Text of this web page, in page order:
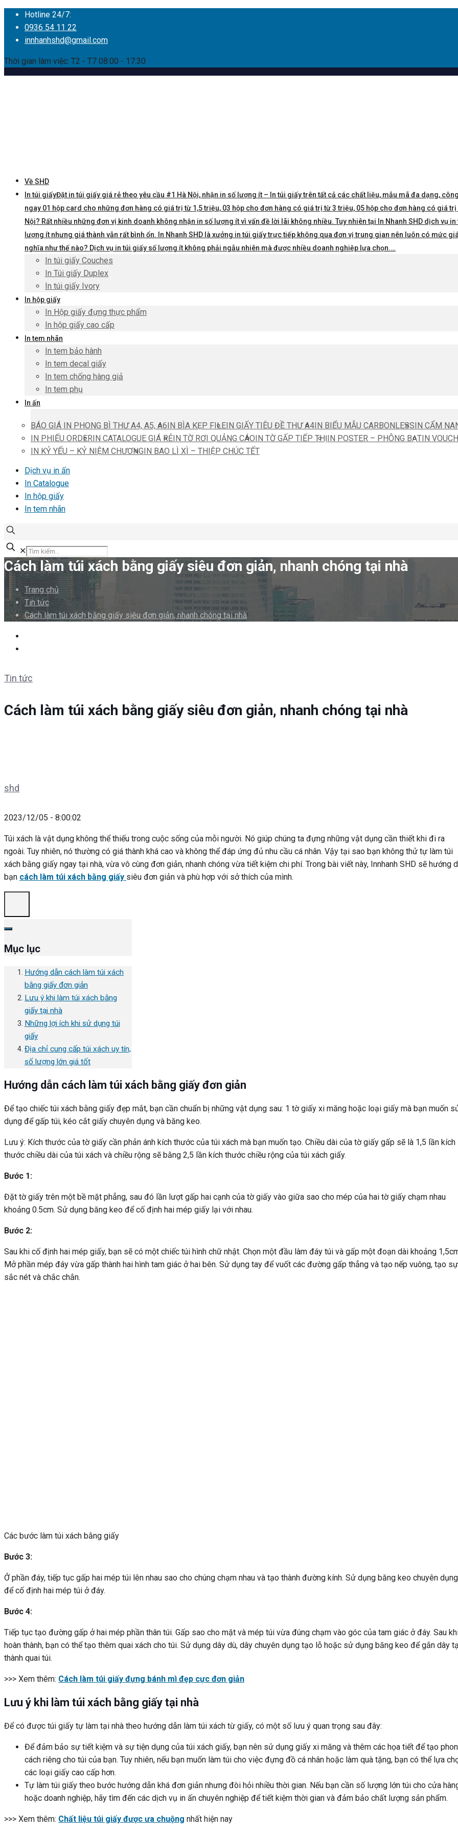
Hotline 24/7:
0936 54 11 22
innhanhshd@gmail.com
Thời gian làm việc: T2 - T7 08:00 - 17:30
Về SHD
In túi giấyĐặt in túi giấy giá rẻ theo yêu cầu #1 Hà Nội, nhận in số lượng ít – In túi giấy trên tất cả các chất liệu, mẫu mã đa dạng,
ngay 01 hộp card cho những đơn hàng có giá trị từ 1,5 triệu, 03 hộp cho đơn hàng có giá trị từ 3 triệu, 05 hộp cho đơn hàng có giá
Nội? Rất nhiều những đơn vị kinh doanh không nhận in số lượng ít vì vấn đề lời lãi không nhiều. Tuy nhiên tại In Nhanh SHD dịch vụ
lượng ít nhưng giá thành vẫn rất bình ổn. In Nhanh SHD là xưởng in túi giấy trực tiếp không qua đơn vị trung gian nên luôn có mức
nghĩa như thế nào? Dịch vụ in túi giấy số lượng ít không phải ngẫu nhiên mà được nhiều doanh nghiệp lựa chọn.…
In túi giấy Couches
In Túi giấy Duplex
In túi giấy Ivory
In hộp giấy
In Hộp giấy đựng thực phẩm
In hộp giấy cao cấp
In tem nhãn
In tem bảo hành
In tem decal giấy
In tem chống hàng giả
In tem phụ
In ấn
BÁO GIÁ IN PHONG BÌ THƯ A4, A5, A6IN BÌA KẸP FILEIN GIẤY TIÊU ĐỀ THƯ A4IN BIỂU MẪU CARBONLESSIN CẨM
IN PHIẾU ORDERIN CATALOGUE GIÁ RẺIN TỜ RƠI QUẢNG CÁOIN TỜ GẤP TIẾP THỊIN POSTER – PHÔNG BẠTIN
IN KỶ YẾU – KỶ NIỆM CHƯƠNGIN BAO LÌ XÌ – THIỆP CHÚC TẾT
Dịch vụ in ấn
In Catalogue
In hộp giấy
In tem nhãn
✕
Cách làm túi xách bằng giấy siêu đơn giản, nhanh chóng tại nhà
Trang chủ
Tin tức
Cách làm túi xách bằng giấy siêu đơn giản, nhanh chóng tại nhà
Tin tức
Cách làm túi xách bằng giấy siêu đơn giản, nhanh chóng tại nhà
shd
2023/12/05 - 8:00:02
Túi xách là vật dụng không thể thiếu trong cuộc sống của mỗi người. Nó giúp chúng ta đựng những vật dụng cần thiết khi đi ra
ngoài. Tuy nhiên, nó thường có giá thành khá cao và không thể đáp ứng đủ nhu cầu cá nhân. Vậy tại sao bạn không thử tự làm túi
xách bằng giấy ngay tại nhà, vừa vô cùng đơn giản, nhanh chóng vừa tiết kiệm chi phí. Trong bài viết này, Innhanh SHD sẽ hướng
bạn cách làm túi xách bằng giấy siêu đơn giản và phù hợp với sở thích của mình.
Mục lục
Hướng dẫn cách làm túi xách
bằng giấy đơn giản
Lưu ý khi làm túi xách bằng
giấy tại nhà
Những lợi ích khi sử dụng túi
giấy
Địa chỉ cung cấp túi xách uy tín,
số lượng lớn giá tốt
Hướng dẫn cách làm túi xách bằng giấy đơn giản
Để tạo chiếc túi xách bằng giấy đẹp mắt, bạn cần chuẩn bị những vật dụng sau: 1 tờ giấy xi măng hoặc loại giấy mà bạn muốn
dụng để gấp túi, kéo cắt giấy chuyên dụng và băng keo.
Lưu ý: Kích thước của tờ giấy cần phản ánh kích thước của túi xách mà bạn muốn tạo. Chiều dài của tờ giấy gấp sẽ là 1,5 lần kích
thước chiều dài của túi xách và chiều rộng sẽ bằng 2,5 lần kích thước chiều rộng của túi xách giấy.
Bước 1:
Đặt tờ giấy trên một bề mặt phẳng, sau đó lần lượt gấp hai cạnh của tờ giấy vào giữa sao cho mép của hai tờ giấy chạm nhau
khoảng 0.5cm. Sử dụng băng keo để cố định hai mép giấy lại với nhau.
Bước 2:
Sau khi cố định hai mép giấy, bạn sẽ có một chiếc túi hình chữ nhật. Chọn một đầu làm đáy túi và gấp một đoạn dài khoảng
Mở phần mép đáy vừa gấp thành hai hình tam giác ở hai bên. Sử dụng tay để vuốt các đường gấp thẳng và tạo nếp vuông, tạo sự
sắc nét và chắc chắn.
Các bước làm túi xách bằng giấy
Bước 3:
Ở phần đáy, tiếp tục gấp hai mép túi lên nhau sao cho chúng chạm nhau và tạo thành đường kính. Sử dụng băng keo chuyên dụng
để cố định hai mép túi ở đáy.
Bước 4:
Tiếp tục tạo đường gấp ở hai mép phần thân túi. Gấp sao cho mặt và mép túi vừa đúng chạm vào góc của tam giác ở đáy. Sau
hoàn thành, bạn có thể tạo thêm quai xách cho túi. Sử dụng dây dù, dây chuyên dụng tạo lỗ hoặc sử dụng băng keo để gắn dây
thành quai túi.
>>> Xem thêm: Cách làm túi giấy đựng bánh mì đẹp cực đơn giản
Lưu ý khi làm túi xách bằng giấy tại nhà
Để có được túi giấy tự làm tại nhà theo hướng dẫn làm túi xách từ giấy, có một số lưu ý quan trọng sau đây:
Để đảm bảo sự tiết kiệm và sự tiện dụng của túi xách giấy, bạn nên sử dụng giấy xi măng và thêm các họa tiết để tạo
cách riêng cho túi của bạn. Tuy nhiên, nếu bạn muốn làm túi cho việc đựng đồ cá nhân hoặc làm quà tặng, bạn có thể lựa
các loại giấy cao cấp hơn.
Tự làm túi giấy theo bước hướng dẫn khá đơn giản nhưng đòi hỏi nhiều thời gian. Nếu bạn cần số lượng lớn túi cho cửa
hoặc doanh nghiệp, hãy tìm đến các dịch vụ in ấn chuyên nghiệp để tiết kiệm thời gian và đảm bảo chất lượng sản phẩm.
>>> Xem thêm: Chất liệu túi giấy được ưa chuộng nhất hiện nay